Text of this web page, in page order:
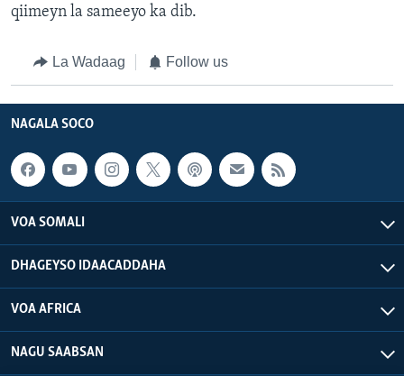
qiimeyn la sameeyo ka dib.
La Wadaag Follow us
NAGALA SOCO
VOA SOMALI
DHAGEYSO IDAACADDAHA
VOA AFRICA
NAGU SAABSAN